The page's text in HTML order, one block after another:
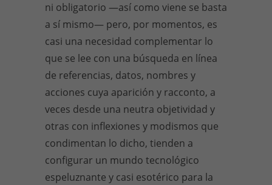
ni obligatorio —así como viene se basta
a sí mismo— pero, por momentos, es
casi una necesidad complementar lo
que se lee con una búsqueda en línea
de referencias, datos, nombres y
acciones cuya aparición y racconto, a
veces desde una neutra objetividad y
otras con inflexiones y modismos que
condimentan lo dicho, tienden a
configurar un mundo tecnológico
espeluznante y casi esotérico para la